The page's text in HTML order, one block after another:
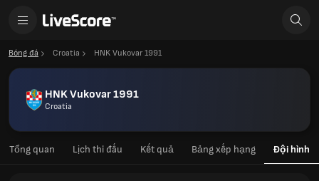
Bóng đá Croatia HNK Vukovar 1991
HNK Vukovar 1991
Croatia
Tổng quan Lịch thi đấu Kết quả Bảng xếp hạng Đội hình